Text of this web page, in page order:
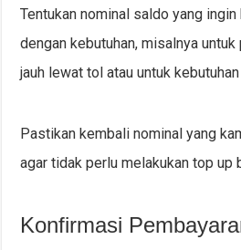
Tentukan nominal saldo yang
dengan kebutuhan, misalnya
jauh lewat tol atau untuk kebutuhan
Pastikan kembali nominal yang
agar tidak perlu melakukan top up
Konfirmasi